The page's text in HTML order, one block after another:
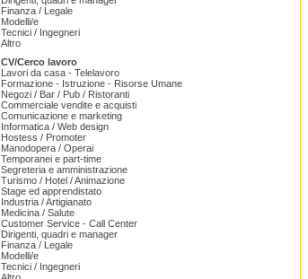
Finanza / Legale
Modelli/e
Tecnici / Ingegneri
Altro
CV/Cerco lavoro
Lavori da casa - Telelavoro
Formazione - Istruzione - Risorse Umane
Negozi / Bar / Pub / Ristoranti
Commerciale vendite e acquisti
Comunicazione e marketing
Informatica / Web design
Hostess / Promoter
Manodopera / Operai
Temporanei e part-time
Segreteria e amministrazione
Turismo / Hotel / Animazione
Stage ed apprendistato
Industria / Artigianato
Medicina / Salute
Customer Service - Call Center
Dirigenti, quadri e manager
Finanza / Legale
Modelli/e
Tecnici / Ingegneri